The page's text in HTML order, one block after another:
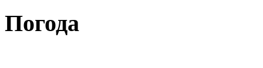
Погода